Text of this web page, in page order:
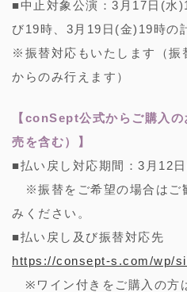
■中止対象公演：3月17日(水
び19時、3月19日(金)19時の
※振替対応もいたします（振
からのみ行えます）
【conSept公式からご購入
売を含む）】
■払い戻し対応期間：3月12
※振替をご希望の場合はご
みください。
■払い戻し及び振替対応先
https://consept-s.com/wp/
※ワイン付きをご購入の方